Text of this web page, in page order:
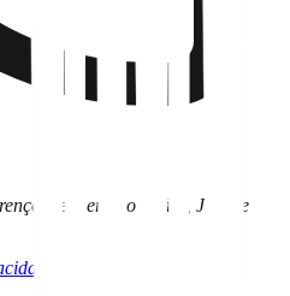
Kelmer São Pedro, Juiz de